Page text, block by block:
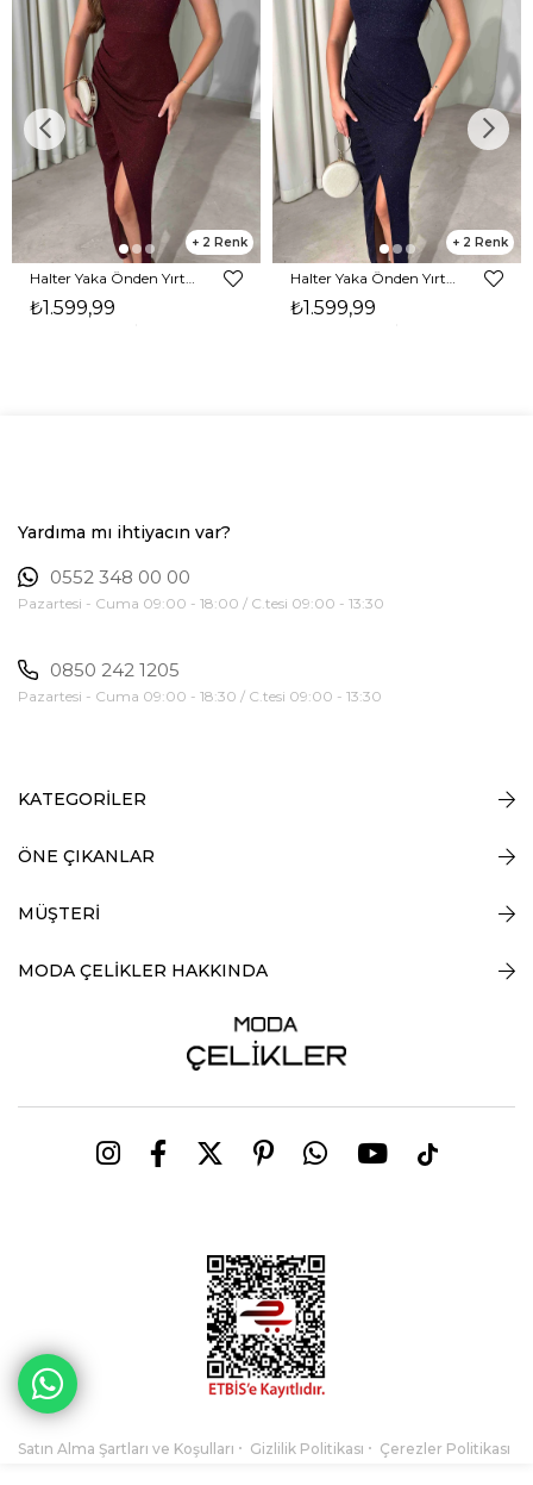
2
₺1.599,99
2
₺1.599,99
Yardıma mı ihtiyacın var?
0552 348 00 00
Pazartesi - Cuma 09:00 - 18:00 / C.tesi 09:00 - 13:30
0850 242 1205
Pazartesi - Cuma 09:00 - 18:30 / C.tesi 09:00 - 13:30
KATEGORİLER
ÖNE ÇIKANLAR
MÜŞTERİ
MODA ÇELİKLER HAKKINDA
Satın Alma Şartları ve Koşulları Gizlilik Politikası Çerezler Politikası